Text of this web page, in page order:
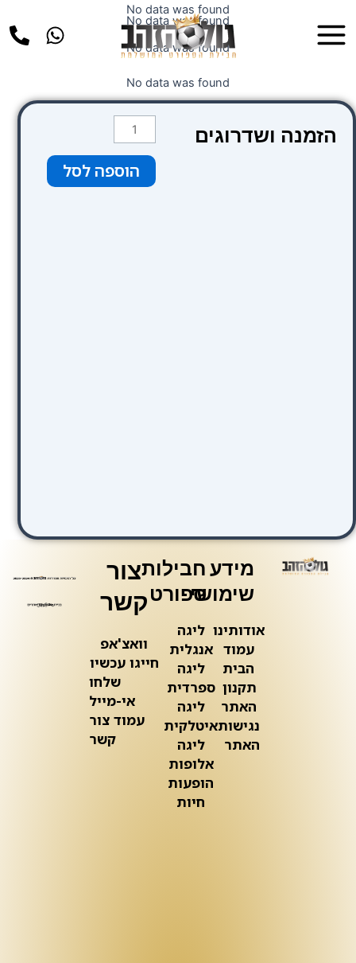
לתוכן
Menu
No data was found
No data was found
No data was found
No data was found
הזמנה ושדרוגים
כמות
של
צבע
כתום
הוספה לסל
מידע
שימושי
אודותינו
עמוד
הבית
תקנון
האתר
נגישות
האתר
חבילות
ספורט
ליגה
אנגלית
ליגה
ספרדית
ליגה
איטלקית
ליגה
אלופות
הופעות
חיות
צור
קשר
וואצ'אפ
חייגו עכשיו
שלחו
אי-מייל
עמוד צור
קשר